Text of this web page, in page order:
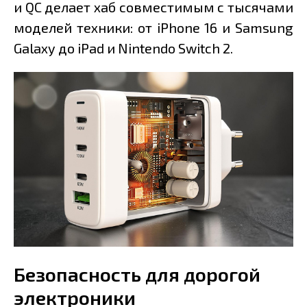
и QC делает хаб совместимым с тысячами
моделей техники: от iPhone 16 и Samsung
Galaxy до iPad и Nintendo Switch 2.
Безопасность для дорогой
электроники